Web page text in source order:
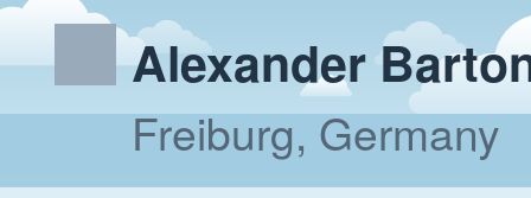
Alexander
Freiburg, Germany